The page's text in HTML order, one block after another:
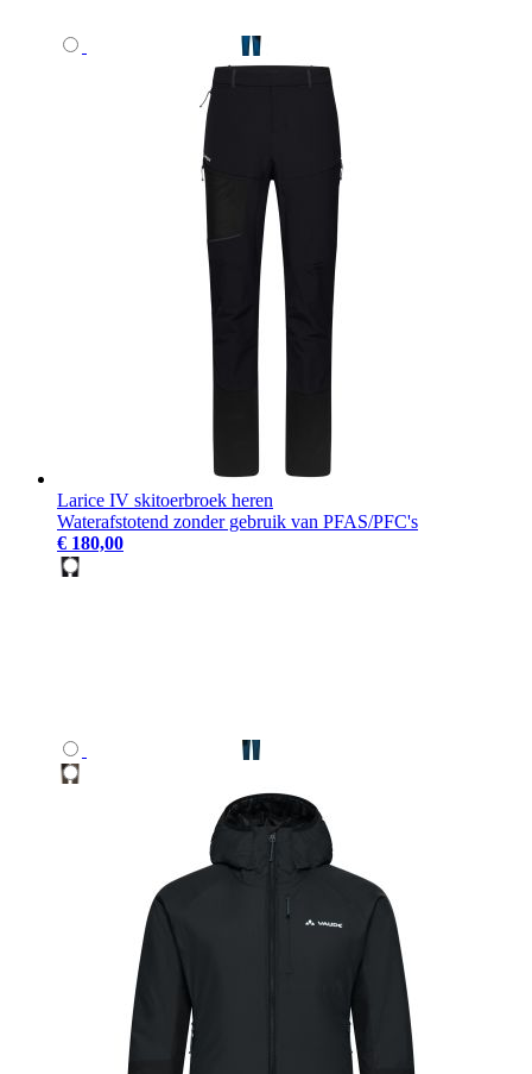
Larice IV skitoerbroek heren
Waterafstotend zonder gebruik van PFAS/PFC's
€ 180,00